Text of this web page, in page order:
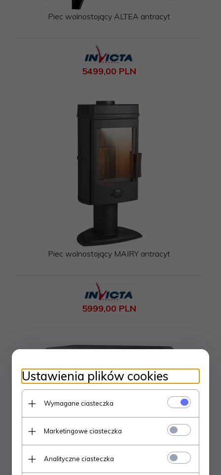
Piec wolnostojący ALTEA antracyt
5499,00 PLN
Piec wolnostojący MAIRY antracyt
5999,00 PLN
Ustawienia plików cookies
Wymagane ciasteczka
Marketingowe ciasteczka
Analityczne ciasteczka